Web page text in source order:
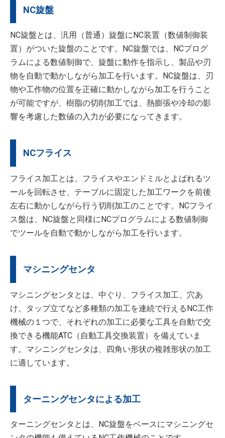
NC旋盤
NC旋盤とは、汎用（普通）旋盤にNC装置（数値制御装
置）がついた旋盤のことです。NC旋盤では、NCプログ
ラムによる数値制御で、旋盤に動作を指示し、製品や刃
物を自動で動かしながら加工を行います。NC旋盤は、刃
物や工作物の位置を正確に動かしながら加工を行うこと
が可能ですが、樹脂の切削加工では、熱膨張や冷却の影
響を考慮した数値の入力が必要になってきます。
NCフライス
フライス加工とは、フライスやエンドミルとよばれるツ
ールを回転させ、テーブルに固定した加工ワークを前後
左右に動かしながら行う切削加工のことです。NCフライ
ス盤は、NC旋盤と同様にNCプログラムによる数値制御
でツールを自動で動かしながら加工を行います。
マシニングセンタ
マシニングセンタとは、中ぐり、フライス加工、穴あ
け、タップ立てなど多種類の加工を連続で行えるNC工作
機械の１つで、それぞれの加工に必要な工具を自動で交
換できる機能ATC（自動工具交換装置）を備えていま
す。マシニングセンタは、四角い形状の複雑形状の加工
に適しています。
ターニングセンタによる加工
ターニングセンタとは、NC旋盤をベースにマシニングセ